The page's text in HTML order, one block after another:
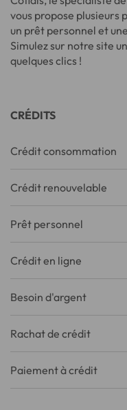
vous propose plusieurs
un prêt personnel et
Simulez sur notre site
quelques clics !
CRÉDITS
Crédit consommation
Crédit renouvelable
Prêt personnel
Crédit en ligne
Besoin d'argent
Rachat de crédit
Paiement à crédit